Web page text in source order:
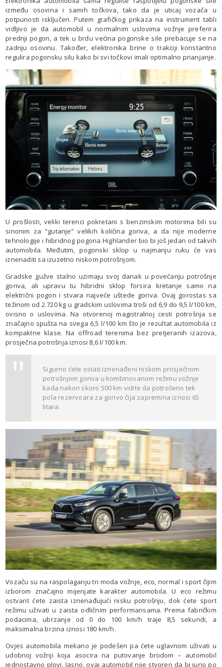
između osovina i samih točkova, tako da je uticaj vozača u
potpunosti isključen. Putem grafičkog prikaza na instrument tabli
vidljivo je da automobil u normalnim uslovima vožnje preferira
prednji pogon, a tek u brdu većina pogonske sile prebacuje se na
zadnju osovinu. Također, elektronika brine o trakciji konstantno
regulira pogonsku silu kako bi svi točkovi imali optimalno prianjanje.
U prošlosti, veliki terenci pokretani s benzinskim motorima bili su
sinonim za “gutanje” velikih količina goriva, a da nije moderne
tehnologije i hibridnog pogona Highlander bio bi još jedan od takvih
automobila. Međutim, pogonski sklop u najmanju ruku će vas
iznenaditi sa izuzetno niskom potrošnjom.
Gradske gužve stalno uzimaju svoj danak u povećanju potrošnje
goriva, ali upravu tu hibridni sklop forsira kretanje samo na
električni pogon i stvara najveće uštede goriva. Ovaj gorostas sa
težinom od 2.720 kg u gradskim uslovima troši od 6,9 do 9,5 l/100 km,
ovisno o uslovima. Na otvorenoj magistralnoj cesti potrošnja se
značajno spušta na svega 6,5 l/100 km što je rezultat automobila iz
kompaktne klase. Na offroad terenima bez pretjeranih izazova,
prosječna potrošnja iznosi 8,6 l/100 km.
Sigurno ćete ostati iznenađeni niskom prosječnom
potrošnjom goriva u kombinovanom režimu vožnje
kada nakon skoro 500 km vidite da potrošeno tek
pola rezervoara za gorivo čija zapremina iznosi 65
litara.
Vozaču su na raspolaganju tri moda vožnje, eco, normal i sport čijim
izborom značajno mijenjate karakter automobila. U eco režimu
ostvarit ćete zaista iznenađujući nisku potrošnju, dok ćete sport
režimu uživati u zaista odličnim performansama. Prema fabričkim
podacima, ubrzanje od 0 do 100 km/h traje 8,5 sekundi, a
maksimalna brzina iznosi 180 km/h.
Ovjes automobila mekano je podešen pa ćete uglavnom uživati u
udobnoj vožnji koja asocira na putovanje brodom – automobil
jednostavno plovi. Jasno, ovaj automobil nije stvoren da bi jurio po